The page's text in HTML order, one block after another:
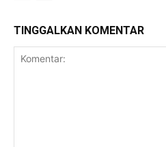
TINGGALKAN KOMENTAR